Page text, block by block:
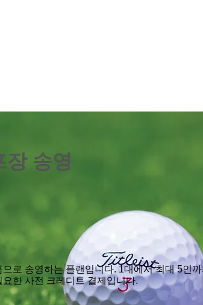
장 송영
로 송영하는 플랜입니다. 1대에서 최대 5인
한 사전 크레디트 결제입니다.